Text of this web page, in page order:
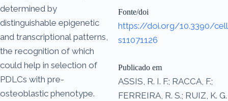
determined by
distinguishable epigenetic
and transcriptional patterns,
the recognition of which
could help in selection of
PDLCs with pre-
osteoblastic phenotype.
Fonte/doi
https://doi.org/10.3390/cell
s11071126
Publicado em
ASSIS, R. I. F.; RACCA, F.;
FERREIRA, R. S.; RUIZ, K. G.